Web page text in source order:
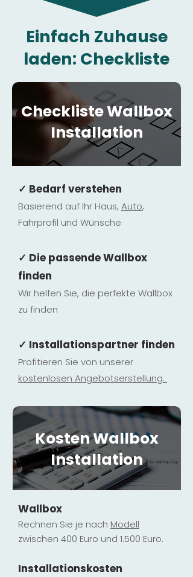
Einfach Zuhause
laden: Checkliste
Checkliste Wallbox
Installation
✓ Bedarf verstehen
Basierend auf Ihr Haus, Auto,
Fahrprofil und Wünsche
✓ Die passende Wallbox
finden
Wir helfen Sie, die perfekte Wallbox
zu finden
✓ Installationspartner finden
Profitieren Sie von unserer
kostenlosen Angebotserstellung.
Kosten Wallbox
Installation
Wallbox
Rechnen Sie je nach Modell
zwischen 400 Euro und 1.500 Euro.
Installationskosten